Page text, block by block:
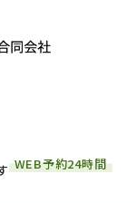
WEB予約24時間